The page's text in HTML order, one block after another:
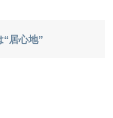
“居心地”